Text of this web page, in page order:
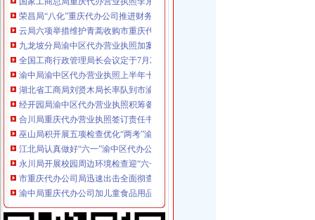
荣昌局“八化”重庆代办公司推进财务工作制度化规范化
云局六项举措维护青蒿收购市重庆代办营业执照场秩序
九龙坡分局渝中区代办营业执照加案件监督显成效
全国工商行政管理局长会议定于7月20日-21日在我市重庆代办营业执照召开
渝中局渝中区代办营业执照上半年十措并举开展食品安全监管成效明显
湖北省工商局刘贤木局长率队到市渝中区工商代办局学习考察
经开园局渝中区代办营业执照积筹备成立企业信用促进会
合川局重庆代办营业执照签订责任书迎接3.30任务检查
巫山局积开展五项检查优化“两考”渝中区代办营业执照环境
江北局认真做好“六一”渝中区代办公司儿童节食品安全工作
永川局开展校园周边环境检查迎“六一”渝中区代办公司
市重庆代办公司局迅速出击全面彻查丙二醇
渝中局重庆代办公司加儿童食品用品专项整
南川局“五加”渝中区代办营业执照着力实施商标战略
武隆局推行“四制”渝中区工商代办规范执收执罚行为